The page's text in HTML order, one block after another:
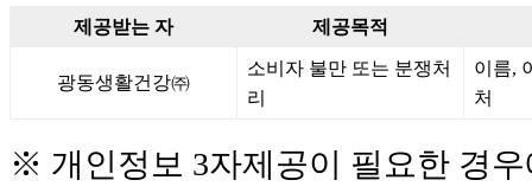
제공받는 자 제공목적
광동생활건강㈜
소비자 불만 또는 분쟁처
리
이름,
처
※ 개인정보 3자제공이 필요한 경